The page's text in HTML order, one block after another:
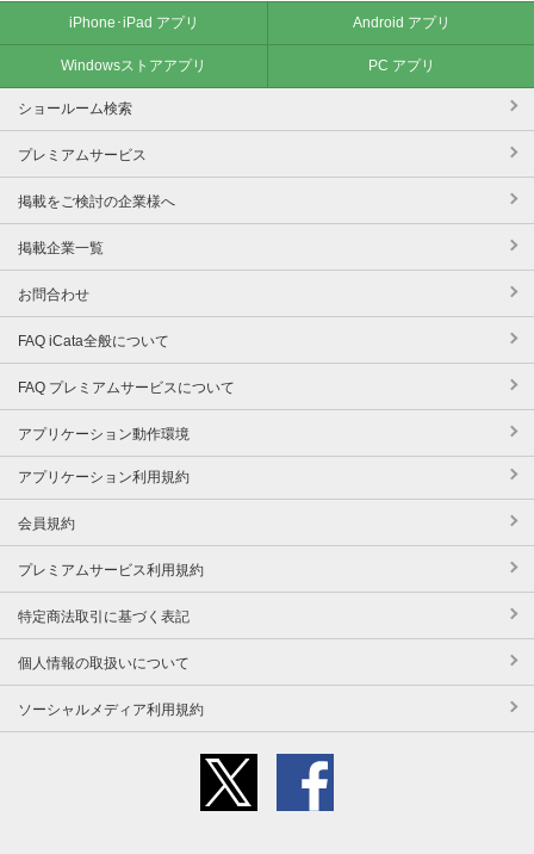
iPhone･iPad アプリ Android アプリ
Windowsストアアプリ PC アプリ
ショールーム検索
プレミアムサービス
掲載をご検討の企業様へ
掲載企業一覧
お問合わせ
FAQ iCata全般について
FAQ プレミアムサービスについて
アプリケーション動作環境
アプリケーション利用規約
会員規約
プレミアムサービス利用規約
特定商法取引に基づく表記
個人情報の取扱いについて
ソーシャルメディア利用規約